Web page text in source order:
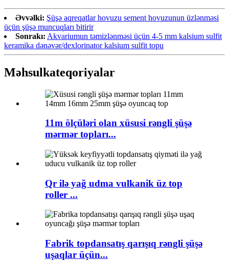
Əvvəlki: Şüşə aqreqatlar hovuzu sement hovuzunun üzlənməsi
üçün şüşə muncuqları bitirir
Sonrakı: Akvariumun təmizlənməsi üçün 4-5 mm kalsium sulfit
keramika dənəvər/dexlorinator kalsium sulfit topu
Məhsulkateqoriyalar
11m ölçüləri olan xüsusi rəngli şüşə
mərmər topları...
Qr ilə yağ udma vulkanik üz top
roller ...
Fabrik topdansatış qarışıq rəngli şüşə
uşaqlar üçün...